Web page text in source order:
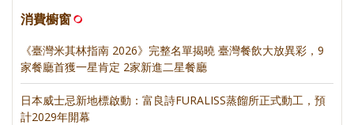
消費櫥窗
《臺灣米其林指南 2026》完整名單揭曉 臺灣餐飲大放異彩，9
家餐廳首獲一星肯定 2家新進二星餐廳
日本威士忌新地標啟動：富良詩FURALISS蒸餾所正式動工，預
計2029年開幕